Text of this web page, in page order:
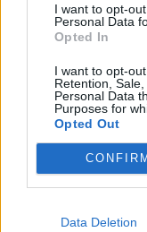
I want to opt-
Personal Data
Opted In
I want to opt-
Retention,
Personal Data
Purposes for
Opted Out
CONFIRM
Data Deletion